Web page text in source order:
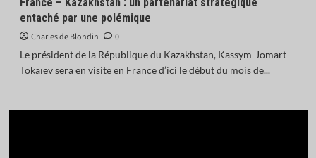
entaché par une polémique
Charles de Blondin
0
Le président de la République du Kazakhstan, Kassym-Jomart
Tokaïev sera en visite en France d’ici le début du mois de...